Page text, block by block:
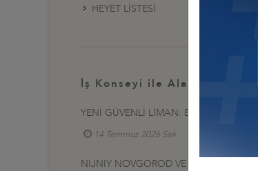
HEYET LİSTESİ
İş Konseyi ile Alakalı Diğer
YENİ GÜVENLİ LİMAN: BÖLGESEL
14 Temmuz 2026 Salı
NIJNIY NOVGOROD VE YAROSLAVL